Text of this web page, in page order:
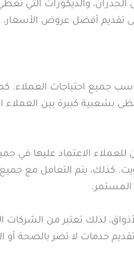
والديكورات التي
تقديم أفضل عروض الأسعار،
جميع احتياجات العملاء.
بشعبية كبيرة بين العملاء
الاعتماد عليها في
كذلك، يتم التعامل مع جميع
المستمر.
لذلك تعتبر من الشركات
خدمات لا تضر بالصحة أو